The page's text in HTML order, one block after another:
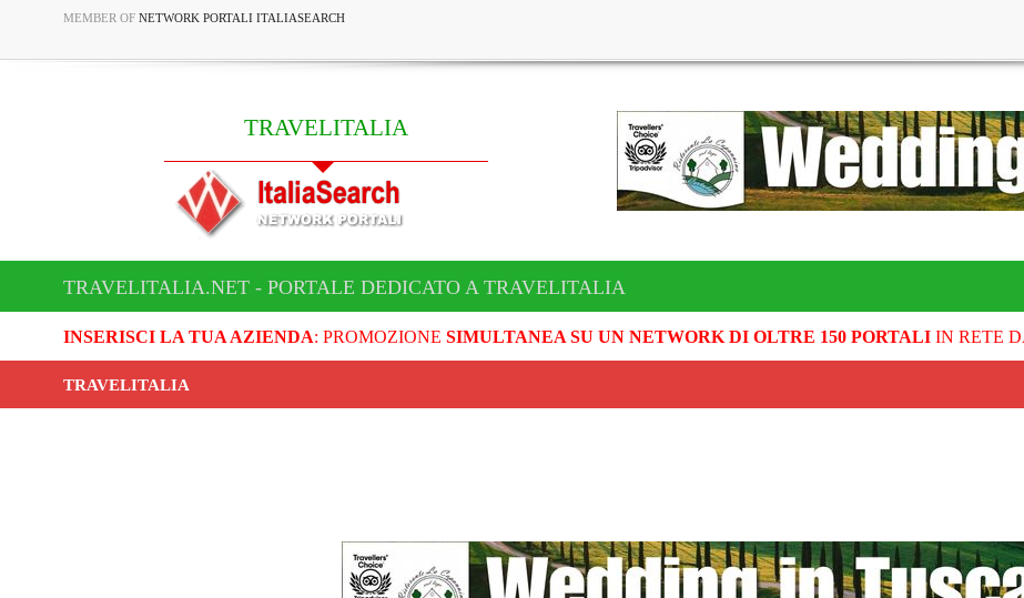
MEMBER OF NETWORK PORTALI ITALIASEARCH
TRAVELITALIA
TRAVELITALIA.NET - PORTALE DEDICATO A TRAVELITALIA
INSERISCI LA TUA AZIENDA: PROMOZIONE SIMULTANEA SU UN NETWORK DI OLTRE 150 PORTALIIN RETE
TRAVELITALIA